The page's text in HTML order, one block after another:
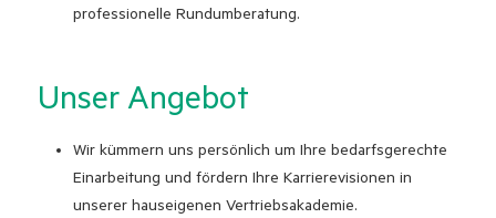
professionelle Rundumberatung.
Unser Angebot
Wir kümmern uns persönlich um Ihre bedarfsgerechte
Einarbeitung und fördern Ihre Karrierevisionen in
unserer hauseigenen Vertriebsakademie.